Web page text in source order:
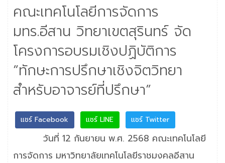
คณะเทคโนโลยีการจัดการ
มทร.อีสาน วิทยาเขตสุรินทร์ จัด
โครงการอบรมเชิงปฏิบัติการ
“ทักษะการปรึกษาเชิงจิตวิทยา
สำหรับอาจารย์ที่ปรึกษา”
แชร์ Facebook แชร์ LINE แชร์ Twitter
วันที่ 12 กันยายน พ.ศ. 2568 คณะเทคโนโลยี
การจัดการ มหาวิทยาลัยเทคโนโลยีราชมงคลอีสาน